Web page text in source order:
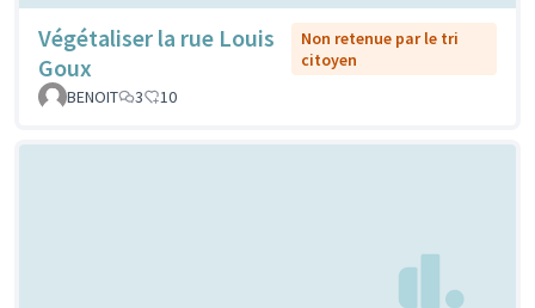
Végétaliser la rue Louis
Goux
Non retenue par le tri
citoyen
BENOIT
3 10